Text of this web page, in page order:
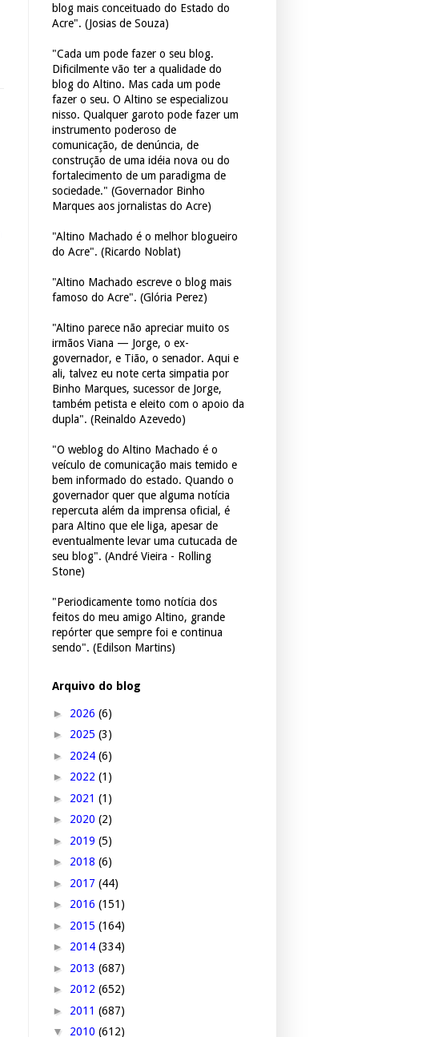
blog mais conceituado do Estado do
Acre". (Josias de Souza)
"Cada um pode fazer o seu blog.
Dificilmente vão ter a qualidade do
blog do Altino. Mas cada um pode
fazer o seu. O Altino se especializou
nisso. Qualquer garoto pode fazer um
instrumento poderoso de
comunicação, de denúncia, de
construção de uma idéia nova ou do
fortalecimento de um paradigma de
sociedade." (Governador Binho
Marques aos jornalistas do Acre)
"Altino Machado é o melhor blogueiro
do Acre". (Ricardo Noblat)
"Altino Machado escreve o blog mais
famoso do Acre". (Glória Perez)
"Altino parece não apreciar muito os
irmãos Viana — Jorge, o ex-
governador, e Tião, o senador. Aqui e
ali, talvez eu note certa simpatia por
Binho Marques, sucessor de Jorge,
também petista e eleito com o apoio da
dupla". (Reinaldo Azevedo)
"O weblog do Altino Machado é o
veículo de comunicação mais temido e
bem informado do estado. Quando o
governador quer que alguma notícia
repercuta além da imprensa oficial, é
para Altino que ele liga, apesar de
eventualmente levar uma cutucada de
seu blog". (André Vieira - Rolling
Stone)
"Periodicamente tomo notícia dos
feitos do meu amigo Altino, grande
repórter que sempre foi e continua
sendo". (Edilson Martins)
Arquivo do blog
► 2026 (6)
► 2025 (3)
► 2024 (6)
► 2022 (1)
► 2021 (1)
► 2020 (2)
► 2019 (5)
► 2018 (6)
► 2017 (44)
► 2016 (151)
► 2015 (164)
► 2014 (334)
► 2013 (687)
► 2012 (652)
► 2011 (687)
▼ 2010 (612)